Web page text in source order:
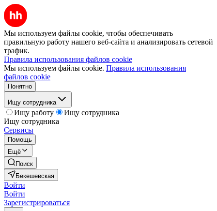
Мы используем файлы cookie, чтобы обеспечивать
правильную работу нашего веб-сайта и анализировать сетевой
трафик.
Правила использования файлов cookie
Мы используем файлы cookie. Правила использования
файлов cookie
Понятно
Ищу сотрудника
Ищу работу
Ищу сотрудника
Ищу сотрудника
Сервисы
Помощь
Ещё
Поиск
Бекешевская
Войти
Войти
Зарегистрироваться